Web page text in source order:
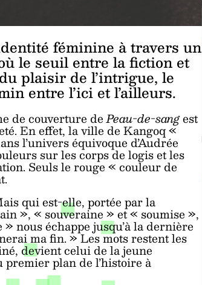
féminine à travers un
le seuil entre la fiction et
plaisir de l’intrigue, le
entre l’ici et l’ailleurs.
de couverture dePeau-de-sangest
En effet, la ville de Kangoq «
l’univers équivoque d’Audrée
sur les corps de logis et les
Seuls le rouge « couleur de
qui est-elle, portée par la
», « souveraine » et « soumise »,
nous échappe jusqu’à la dernière
ma fin. » Les mots restent les
devient celui de la jeune
premier plan de l’histoire à